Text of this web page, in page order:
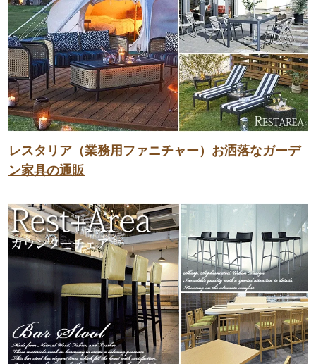
レスタリア（業務用ファニチャー）お洒落なガーデ
ン家具の通販